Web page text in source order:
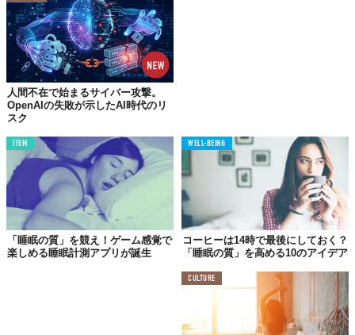
Reference:Do You Really Need a Bed Frame for Your Mattress? CNET's Sleep Expert Says
TABI LABO
この世界は、もっと広いはずだ。
人間不在で始まるサイバー攻撃。
OpenAIの失敗が示したAI時代のリ
スク
ITEM
「睡眠の質」を競え！ゲーム感覚で
楽しめる睡眠計測アプリが誕生
WELL-BEING
コーヒーは14時で最後にしておく？
「睡眠の質」を高める10のアイデア
CULTURE